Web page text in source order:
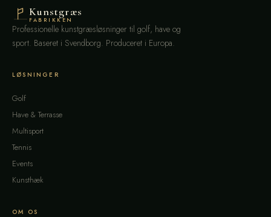
Kunstgræs
FABRIKKEN
Professionelle kunstgræsløsninger til golf, have og
sport. Baseret i Svendborg. Produceret i Europa.
LØSNINGER
Golf
Have & Terrasse
Multisport
Tennis
Events
Kunsthæk
OM OS